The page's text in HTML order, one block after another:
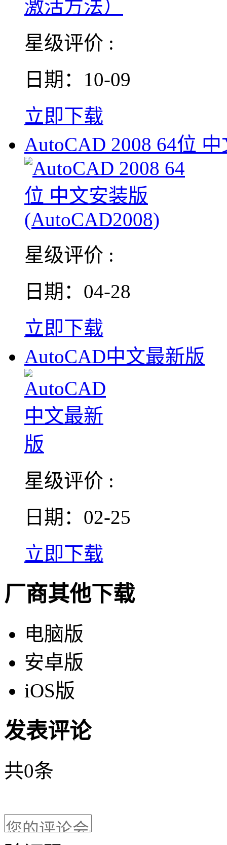
星级评价 :
日期：10-09
立即下载
AutoCAD 2008 64位
星级评价 :
日期：04-28
立即下载
AutoCAD中文最新版
星级评价 :
日期：02-25
立即下载
厂商其他下载
电脑版
安卓版
iOS版
发表评论
共0条